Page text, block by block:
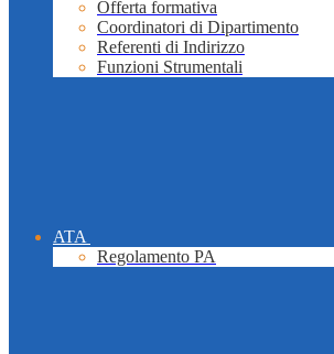
Offerta formativa
Coordinatori di Dipartimento
Referenti di Indirizzo
Funzioni Strumentali
ATA
Regolamento PA